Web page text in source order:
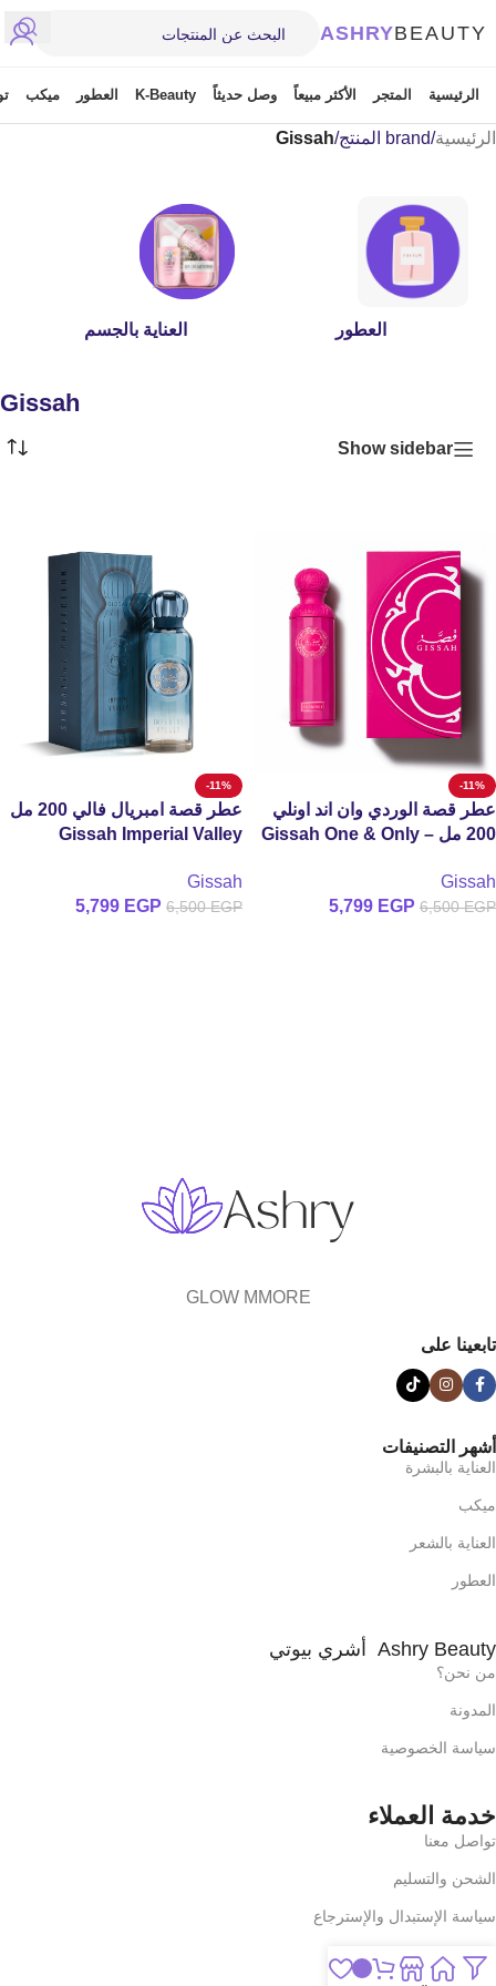
ASHRYBEAUTY
الرئيسية المتجر الأكثر مبيعاً وصل حديثاً K-Beauty العطور ميكب
الرئيسية/brand المنتج /
Gissah
العطور العناية بالجسم
Gissah
Show sidebar
-11%
عطر قصة الوردي وان اند اونلي
200 مل – Gissah One & Only
Gissah
6,500EGP
5,799 EGP
-11%
عطر قصة امبريال فالي 200 مل
Gissah Imperial Valley
Gissah
6,500EGP
5,799 EGP
GLOW MMORE
تابعينا على
أشهر التصنيفات
العناية بالبشرة
ميكب
العناية بالشعر
العطور
Ashry Beauty أشري بيوتي
من نحن؟
المدونة
سياسة الخصوصية
خدمة العملاء
تواصل معنا
الشحن والتسليم
سياسة الإستبدال والإسترجاع